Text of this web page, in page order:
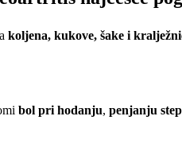
koljena, kukove, šake i
bol pri hodanju, penjanju